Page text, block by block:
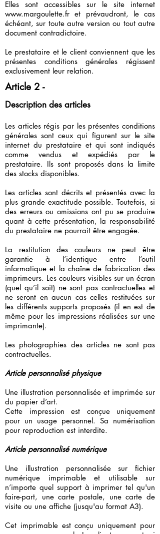
Elles sont accessibles sur le site internet
www.margoulette.fr et prévaudront, le cas
échéant, sur toute autre version ou tout autre
document contradictoire.
Le prestataire et le client conviennent que les
présentes conditions générales régissent
exclusivement leur relation.
Article 2 -
Description des articles
Les articles régis par les présentes conditions
générales sont ceux qui figurent sur le site
internet du prestataire et qui sont indiqués
comme vendus et expédiés par le
prestataire. Ils sont proposés dans la limite
des stocks disponibles.
Les articles sont décrits et présentés avec la
plus grande exactitude possible. Toutefois, si
des erreurs ou omissions ont pu se produire
quant à cette présentation, la responsabilité
du prestataire ne pourrait être engagée.
La restitution des couleurs ne peut être
garantie à l’identique entre l’outil
informatique et la chaîne de fabrication des
imprimeurs. Les couleurs visibles sur un écran
(quel qu’il soit) ne sont pas contractuelles et
ne seront en aucun cas celles restituées sur
les différents supports proposés (il en est de
même pour les impressions réalisées sur une
imprimante).
Les photographies des articles ne sont pas
contractuelles.
Article personnalisé physique
Une illustration personnalisée et imprimée sur
du papier d’art.
Cette impression est conçue uniquement
pour un usage personnel. Sa numérisation
pour reproduction est interdite.
Article personnalisé numérique
Une illustration personnalisée sur fichier
numérique imprimable et utilisable sur
n’importe quel support à imprimer tel qu'un
faire-part, une carte postale, une carte de
visite ou une affiche (jusqu'au format A3).
Cet imprimable est conçu uniquement pour